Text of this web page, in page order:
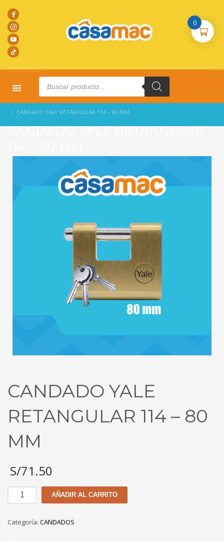
Products
search
CANDADO YALE RETANGULAR 114 – 80 MM
CANDADO YALE RETANGULAR
CANDADO YALE
RETANGULAR 114 – 80
MM
S/71.50
CANDADO
YALE
114
AÑADIR AL CARRITO
Categoría: CANDADOS
0